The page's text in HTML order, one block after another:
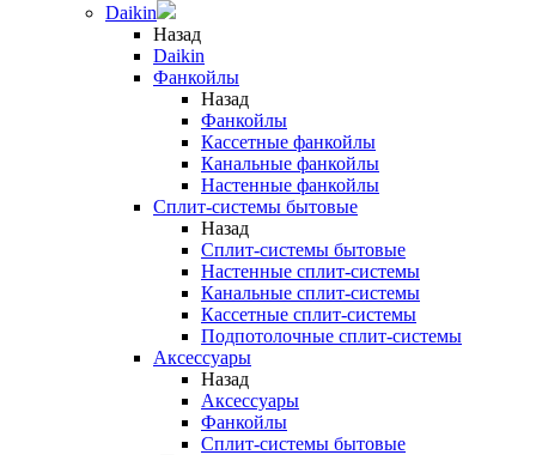
Daikin
Назад
Daikin
Фанкойлы
Назад
Фанкойлы
Кассетные фанкойлы
Канальные фанкойлы
Настенные фанкойлы
Сплит-системы бытовые
Назад
Сплит-системы бытовые
Настенные сплит-системы
Канальные сплит-системы
Кассетные сплит-системы
Подпотолочные сплит-системы
Аксессуары
Назад
Аксессуары
Фанкойлы
Сплит-системы бытовые